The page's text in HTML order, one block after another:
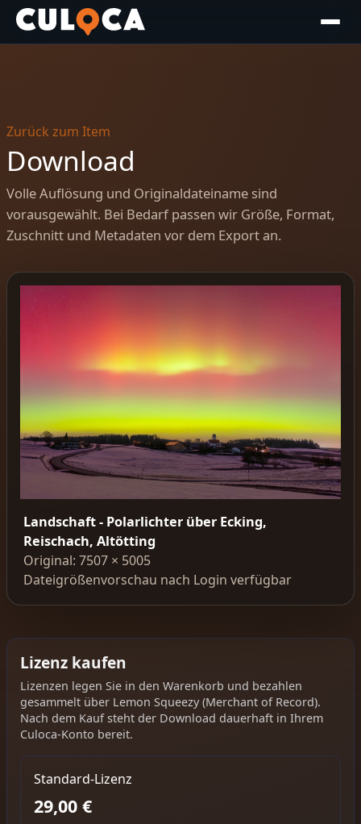
Zurück zum Item
Download
Volle Auflösung und Originaldateiname sind
vorausgewählt. Bei Bedarf passen wir Größe, Format,
Zuschnitt und Metadaten vor dem Export an.
Landschaft - Polarlichter über Ecking,
Reischach, Altötting
Original: 7507 × 5005
Dateigrößenvorschau nach Login verfügbar
Lizenz kaufen
Lizenzen legen Sie in den Warenkorb und bezahlen
gesammelt über Lemon Squeezy (Merchant of Record).
Nach dem Kauf steht der Download dauerhaft in Ihrem
Culoca-Konto bereit.
Standard-Lizenz
29,00 €